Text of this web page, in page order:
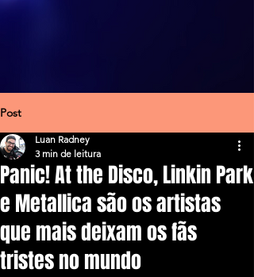
Post
Panic! At the Disco, Linkin Park
e Metallica são os artistas
que mais deixam os fãs
tristes no mundo
Luan Radney
3 min de leitura